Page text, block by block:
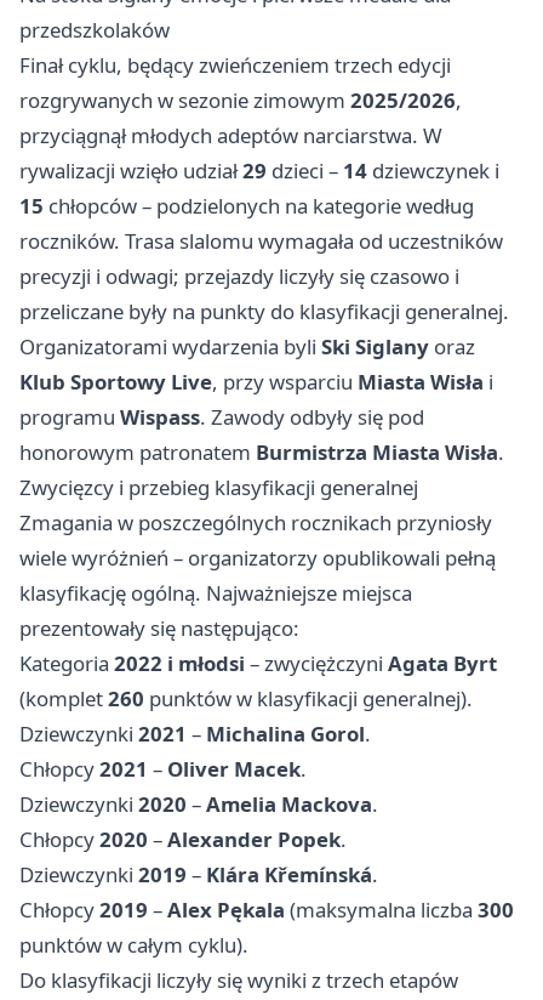
przedszkolaków
Finał cyklu, będący zwieńczeniem trzech edycji
rozgrywanych w sezonie zimowym 2025/2026,
przyciągnął młodych adeptów narciarstwa. W
rywalizacji wzięło udział29 dzieci – 14 dziewczynek i
15 chłopców – podzielonych na kategorie według
roczników. Trasa slalomu wymagała od uczestników
precyzji i odwagi; przejazdy liczyły się czasowo i
przeliczane były na punkty do klasyfikacji generalnej.
Organizatorami wydarzenia byli Ski Siglany oraz
Klub Sportowy Live, przy wsparciu Miasta Wisła i
programu Wispass. Zawody odbyły się pod
honorowym patronatem Burmistrza Miasta Wisła.
Zwycięzcy i przebieg klasyfikacji generalnej
Zmagania w poszczególnych rocznikach przyniosły
wiele wyróżnień – organizatorzy opublikowali pełną
klasyfikację ogólną. Najważniejsze miejsca
prezentowały się następująco:
Kategoria 2022 i młodsi – zwyciężczyni Agata Byrt
(komplet260 punktów w klasyfikacji generalnej).
Dziewczynki 2021 – Michalina Gorol.
Chłopcy2021 – Oliver Macek.
Dziewczynki 2020 –Amelia Mackova.
Chłopcy2020 –Alexander Popek.
Dziewczynki 2019 – Klára Křemínská.
Chłopcy2019 –Alex Pękala (maksymalna liczba 300
punktów w całym cyklu).
Do klasyfikacji liczyły się wyniki z trzech etapów